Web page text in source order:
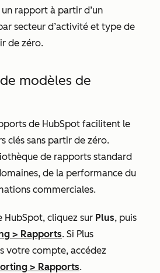
rapport à partir d’un
secteur d’activité et type de
de zéro.
modèles de
de HubSpot facilitent le
clés sans partir de zéro.
de rapports standard
de la performance du
commerciales.
HubSpot, cliquez sur Plus, puis
> Rapports. Si Plus
votre compte, accédez
> Rapports.